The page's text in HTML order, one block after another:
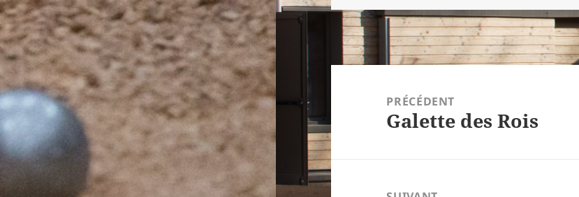
PRÉCÉDENT
Article
Galette des Rois